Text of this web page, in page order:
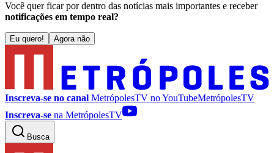
Você quer ficar por dentro das notícias mais importantes e receber
notificações em tempo real?
Eu quero! Agora não
Inscreva-se no canal MetrópolesTV noYouTubeMetrópolesTV
Inscreva-se na MetrópolesTV
Busca